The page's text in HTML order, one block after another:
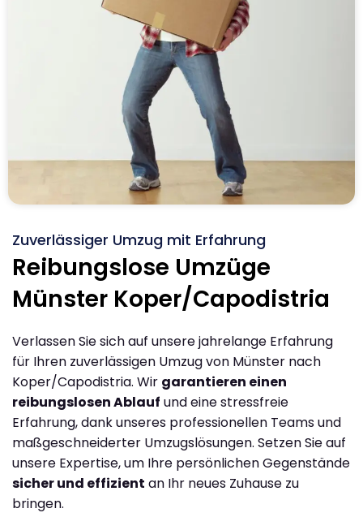
Zuverlässiger Umzug mit Erfahrung
Reibungslose Umzüge
Münster Koper/Capodistria
Verlassen Sie sich auf unsere jahrelange Erfahrung
für Ihren zuverlässigen Umzug von Münster nach
Koper/Capodistria. Wir garantieren einen
reibungslosen Ablauf und eine stressfreie
Erfahrung, dank unseres professionellen Teams und
maßgeschneiderter Umzugslösungen. Setzen Sie auf
unsere Expertise, um Ihre persönlichen Gegenstände
sicher und effizient an Ihr neues Zuhause zu
bringen.